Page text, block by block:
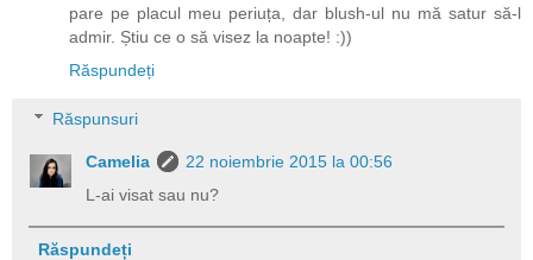
pare pe placul meu periuța, dar blush-ul nu mă satur să-l
admir. Știu ce o să visez la noapte! :))
Răspundeți
Răspunsuri
Camelia
22 noiembrie 2015 la 00:56
L-ai visat sau nu?
Răspundeți